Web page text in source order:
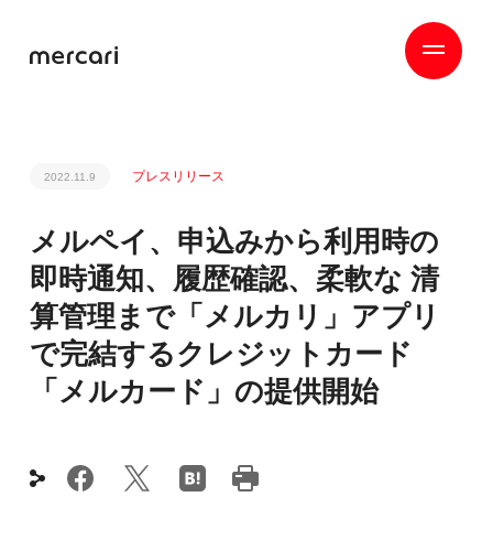
2022.11.9 プレスリリース
メルペイ、申込みから利用時の
即時通知、履歴確認、柔軟な 清
算管理まで「メルカリ」アプリ
で完結するクレジットカード
「メルカード」の提供開始